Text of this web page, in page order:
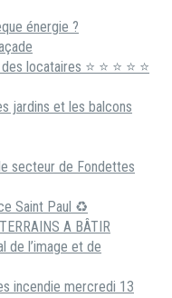
énergie ?
locataires ⭐ ⭐ ⭐ ⭐ ⭐
jardins et les balcons
secteur de Fondettes
Saint Paul ♻️
A BÂTIR
de l’image et de
incendie mercredi 13